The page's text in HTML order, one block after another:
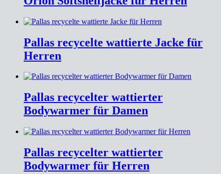
Pallas recycelte wattierte Jacke für
Herren
Pallas recycelter wattierter
Bodywarmer für Damen
Pallas recycelter wattierter
Bodywarmer für Herren